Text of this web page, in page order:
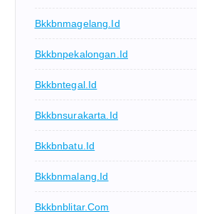
Bkkbnmagelang.id
Bkkbnpekalongan.id
Bkkbntegal.id
Bkkbnsurakarta.id
Bkkbnbatu.id
Bkkbnmalang.id
Bkkbnblitar.com